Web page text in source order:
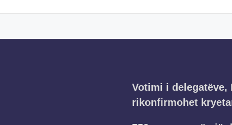
Votimi i delegatëve,
rikonfirmohet